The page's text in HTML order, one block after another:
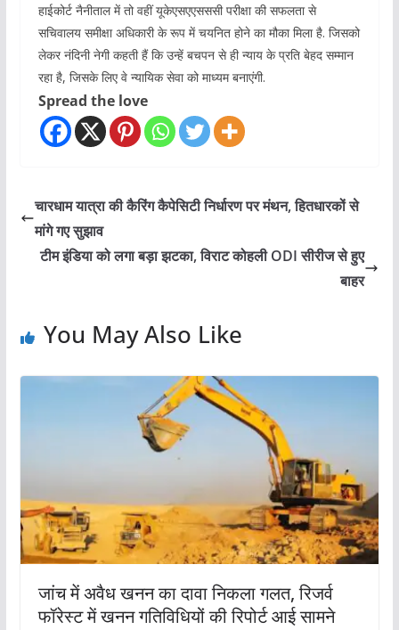
हाईकोर्ट नैनीताल में तो वहीं यूकेएसएएसससी परीक्षा की सफलता से
सचिवालय समीक्षा अधिकारी के रूप में चयनित होने का मौका मिला है. जिसको
लेकर नंदिनी नेगी कहती हैं कि उन्हें बचपन से ही न्याय के प्रति बेहद सम्मान
रहा है, जिसके लिए वे न्यायिक सेवा को माध्यम बनाएंगी.
Spread the love
चारधाम यात्रा की कैरिंग कैपेसिटी निर्धारण पर मंथन, हितधारकों से
मांगे गए सुझाव
टीम इंडिया को लगा बड़ा झटका, विराट कोहली ODI सीरीज से हुए
बाहर
You May Also Like
जांच में अवैध खनन का दावा निकला गलत, रिजर्व
फॉरेस्ट में खनन गतिविधियों की रिपोर्ट आई सामने